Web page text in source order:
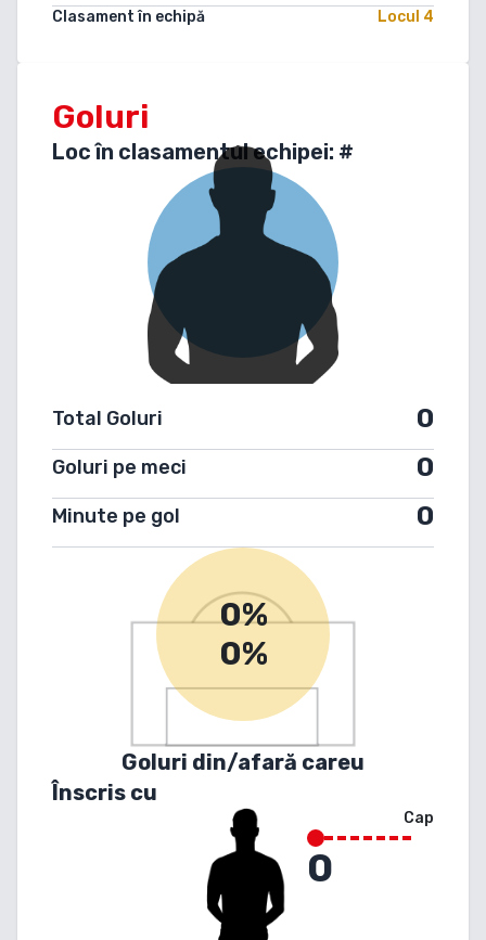
Clasament în echipă Locul 4
Goluri
Loc în clasamentul echipei: #
Total Goluri 0
Goluri pe meci 0
Minute pe gol 0
0%
0%
Goluri din/afară careu
Înscris cu
Cap
0